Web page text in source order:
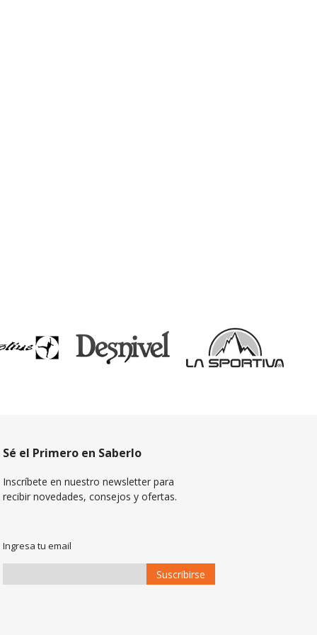
Sé el Primero en Saberlo
Inscríbete en nuestro newsletter para
recibir novedades, consejos y ofertas.
Ingresa tu email
Suscribirse